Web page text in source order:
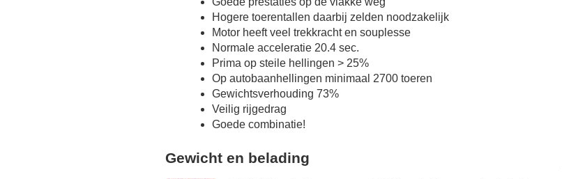
Hogere toerentallen daarbij zelden noodzakelijk
Motor heeft veel trekkracht en souplesse
Normale acceleratie 20.4 sec.
Prima op steile hellingen > 25%
Op autobaanhellingen minimaal 2700 toeren
Gewichtsverhouding 73%
Veilig rijgedrag
Goede combinatie!
Gewicht en belading